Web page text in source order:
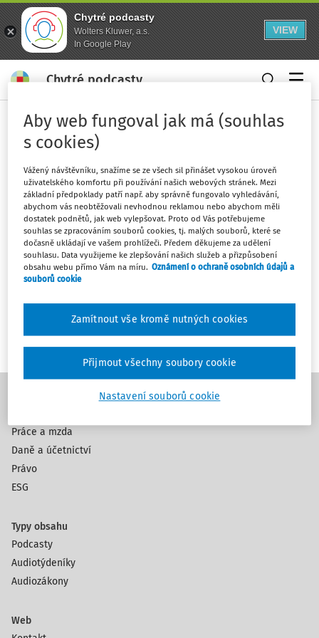
Chytré podcasty
Wolters Kluwer, a.s.
In Google Play
VIEW
Chytré podcasty
Domů Klíčová slova
základ daně z příjmů právnických
osob
Sledovat klíčové slovo
Filtr
Práce a mzda
Daně a účetnictví
Právo
ESG
Typy obsahu
Podcasty
Audiotýdeníky
Audiozákony
Web
Aby web fungoval jak má (souhlas
s cookies)
Vážený návštěvníku, snažíme se ze všech sil přinášet vysokou úroveň
uživatelského komfortu při používání našich webových stránek. Mezi
základní předpoklady patří např. aby správně fungovalo vyhledávání,
abychom vás neobtěžovali nevhodnou reklamou nebo abychom měli
dostatek podnětů, jak web vylepšovat. Proto od Vás potřebujeme
souhlas se zpracováním souborů cookies, tj. malých souborů, které se
dočasně ukládají ve vašem prohlížeči. Předem děkujeme za udělení
souhlasu. Data využijeme ke zlepšování našich služeb a přizpůsobení
obsahu webu přímo Vám na míru. Oznámení o ochraně osobních údajů a
souborů cookie
Nastavení souborů cookie
Zamítnout vše kromě nutných cookies
Přijmout všechny soubory cookie